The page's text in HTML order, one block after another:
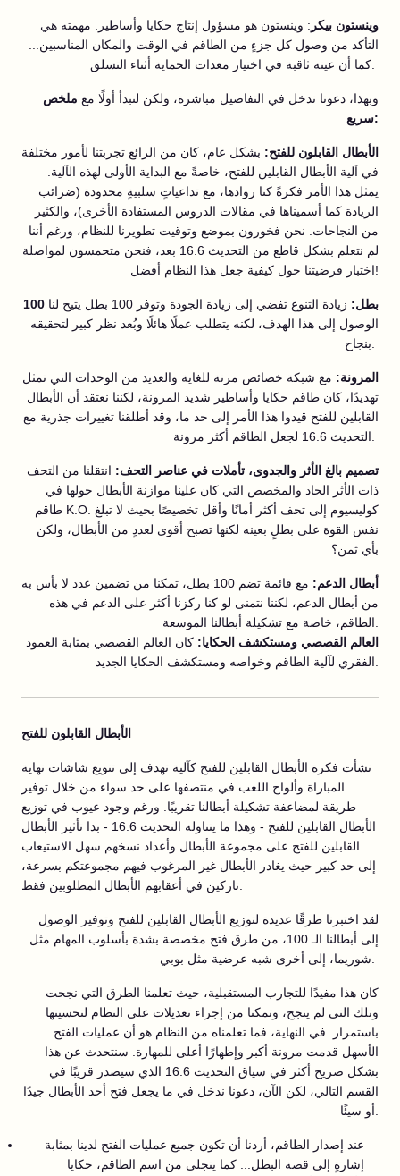
وينستون بيكر : وينستون هو مسؤول إنتاج حكايا وأساطير. مهمته هي
التأكد من وصول كل جزءٍ من الطاقم في الوقت والمكان المناسبين...
وبهذا، دعونا ندخل في التفاصيل مباشرة، ولكن لنبدأ أولًا مع ملخص
سريع:
الأبطال القابلون للفتح: بشكل عام، كان من الرائع تجربتنا لأمور مختلفة
في آلية الأبطال القابلين للفتح، خاصةً مع البداية الأولى لهذه الآلية.
يمثل هذا الأمر فكرةً كنا روادها، مع تداعياتٍ سلبيةٍ محدودة (ضرائب
الريادة كما أسميناها في مقالات الدروس المستفادة الأخرى)، والكثير
من النجاحات. نحن فخورون بموضع وتوقيت تطويرنا للنظام، ورغم أننا
لم نتعلم بشكل قاطع من التحديث 16.6 بعد، فنحن متحمسون لمواصلة
اختبار فرضيتنا حول كيفية جعل هذا النظام أفضل!
100 بطل:
زيادة التنوع تفضي إلى زيادة الجودة وتوفر 100 بطل يتيح لنا
الوصول إلى هذا الهدف، لكنه يتطلب عملًا هائلًا وبُعد نظر كبير لتحقيقه
المرونة: مع شبكة خصائص مرنة للغاية والعديد من الوحدات التي تمثل
تهديدًا، كان طاقم حكايا وأساطير شديد المرونة، لكننا نعتقد أن الأبطال
القابلين للفتح قيدوا هذا الأمر إلى حد ما، وقد أطلقنا تغييرات جذرية مع
تصميم بالغ الأثر والجدوى، تأملات في عناصر التحف: انتقلنا من التحف
ذات الأثر الحاد والمخصص التي كان علينا موازنة الأبطال حولها في
طاقم K.O. كوليسيوم إلى تحف أكثر أمانًا وأقل تخصيصًا بحيث لا تبلغ
نفس القوة على بطلٍ بعينه لكنها تصبح أقوى لعددٍ من الأبطال، ولكن
بأي ثمن؟
أبطال الدعم:
مع قائمة تضم 100 بطل، تمكنا من تضمين عدد لا بأس به
من أبطال الدعم، لكننا نتمنى لو كنا ركزنا أكثر على الدعم في هذه
العالم القصصي ومستكشف الحكايا: كان العالم القصصي بمثابة العمود
الأبطال القابلون للفتح
نشأت فكرة الأبطال القابلين للفتح كآلية تهدف إلى تنويع شاشات نهاية
المباراة وألواح اللعب في منتصفها على حد سواء من خلال توفير
طريقة لمضاعفة تشكيلة أبطالنا تقريبًا. ورغم وجود عيوب في توزيع
الأبطال القابلين للفتح - وهذا ما يتناوله التحديث 16.6 - بدا تأثير الأبطال
القابلين للفتح على مجموعة الأبطال وأعداد نسخهم سهل الاستيعاب
إلى حد كبير حيث يغادر الأبطال غير المرغوب فيهم مجموعتكم بسرعة،
لقد اختبرنا طرقًا عديدة لتوزيع الأبطال القابلين للفتح وتوفير الوصول
إلى أبطالنا الـ 100، من طرق فتح مخصصة بشدة بأسلوب المهام مثل
كان هذا مفيدًا للتجارب المستقبلية، حيث تعلمنا الطرق التي نجحت
وتلك التي لم ينجح، وتمكنا من إجراء تعديلات على النظام لتحسينها
باستمرار. في النهاية، فما تعلمناه من النظام هو أن عمليات الفتح
الأسهل قدمت مرونة أكبر وإظهارًا أعلى للمهارة. سنتحدث عن هذا
بشكل صريح أكثر في سياق التحديث 16.6 الذي سيصدر قريبًا في
القسم التالي، لكن الآن، دعونا ندخل في ما يجعل فتح أحد الأبطال جيدًا
عند إصدار الطاقم، أردنا أن تكون جميع عمليات الفتح لدينا بمثابة
إشارةٍ إلى قصة البطل... كما يتجلى من اسم الطاقم، حكايا